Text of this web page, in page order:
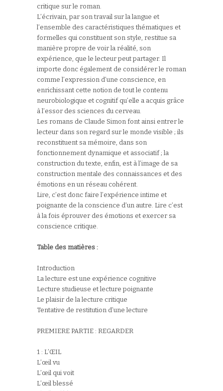
critique sur le roman.
L’écrivain, par son travail sur la langue et
l’ensemble des caractéristiques thématiques et
formelles qui constituent son style, restitue sa
manière propre de voir la réalité, son
expérience, que le lecteur peut partager. Il
importe donc également de considérer le roman
comme l’expression d’une conscience, en
enrichissant cette notion de tout le contenu
neurobiologique et cognitif qu’elle a acquis grâce
à l’essor des sciences du cerveau.
Les romans de Claude Simon font ainsi entrer le
lecteur dans son regard sur le monde visible ; ils
reconstituent sa mémoire, dans son
fonctionnement dynamique et associatif ; la
construction du texte, enfin, est à l’image de sa
construction mentale des connaissances et des
émotions en un réseau cohérent.
Lire, c’est donc faire l’expérience intime et
poignante de la conscience d’un autre. Lire c’est
à la fois éprouver des émotions et exercer sa
conscience critique.
Table des matières :
Introduction
La lecture est une expérience cognitive
Lecture studieuse et lecture poignante
Le plaisir de la lecture critique
Tentative de restitution d’une lecture
PREMIERE PARTIE : REGARDER
1 : L’ŒIL
L’œil vu
L’œil qui voit
L’œil blessé